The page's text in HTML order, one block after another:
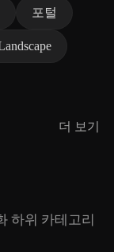
포털
더 보기
하위 카테고리